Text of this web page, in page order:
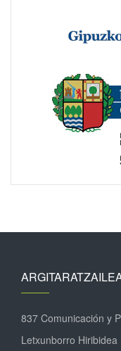
837 Comunicación y
Letxunborro